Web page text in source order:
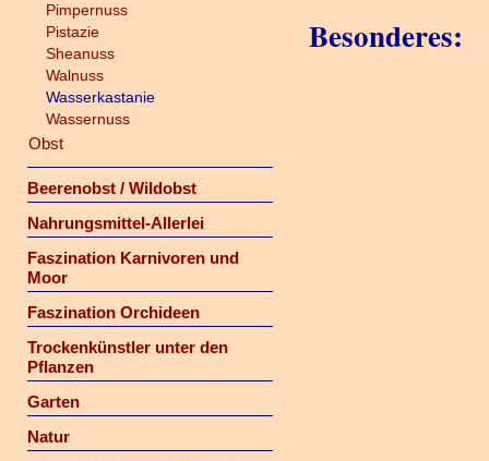
Pimpernuss
Pistazie
Sheanuss
Walnuss
Wasserkastanie
Wassernuss
Obst
Beerenobst / Wildobst
Nahrungsmittel-Allerlei
Faszination Karnivoren und
Moor
Faszination Orchideen
Trockenkünstler unter den
Pflanzen
Garten
Natur
Besonderes: